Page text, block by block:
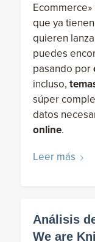
que ya
quieren
puedes
pasando por
incluso,
súper
datos
online.
Leer más
Análisis
We are